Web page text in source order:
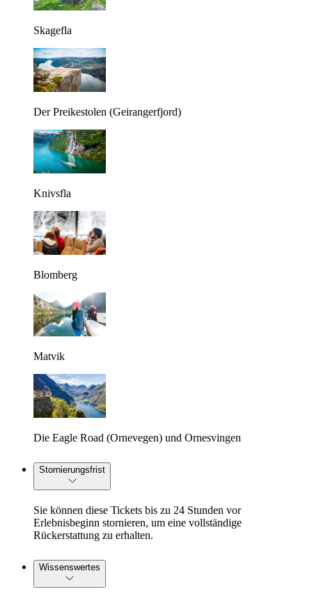
Skagefla
Der Preikestolen (Geirangerfjord)
Knivsfla
Blomberg
Matvik
Die Eagle Road (Ornevegen) und Ornesvingen
Stornierungsfrist
Sie können diese Tickets bis zu 24 Stunden vor
Erlebnisbeginn stornieren, um eine vollständige
Rückerstattung zu erhalten.
Wissenswertes